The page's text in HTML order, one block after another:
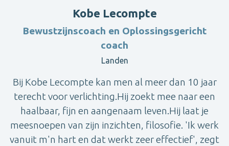
Kobe Lecompte
Bewustzijnscoach en Oplossingsgericht
coach
Landen
Bij Kobe Lecompte kan men al meer dan 10 jaar
terecht voor verlichting.Hij zoekt mee naar een
haalbaar, fijn en aangenaam leven.Hij laat je
meesnoepen van zijn inzichten, filosofie. 'Ik werk
vanuit m'n hart en dat werkt zeer effectief', zegt